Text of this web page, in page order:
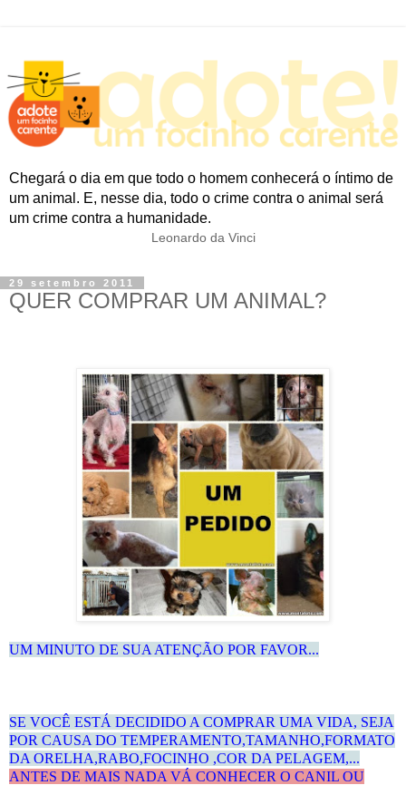
Chegará o dia em que todo o homem conhecerá o íntimo de
um animal. E, nesse dia, todo o crime contra o animal será
um crime contra a humanidade.
Leonardo da Vinci
29 setembro 2011
QUER COMPRAR UM ANIMAL?
UM MINUTO DE SUA ATENÇÃO POR FAVOR...
SE VOCÊ ESTÁ DECIDIDO A COMPRAR UMA VIDA, SEJA
POR CAUSA DO TEMPERAMENTO,TAMANHO,FORMATO
DA ORELHA,RABO,FOCINHO ,COR DA PELAGEM,...
ANTES DE MAIS NADA VÁ CONHECER O CANIL OU